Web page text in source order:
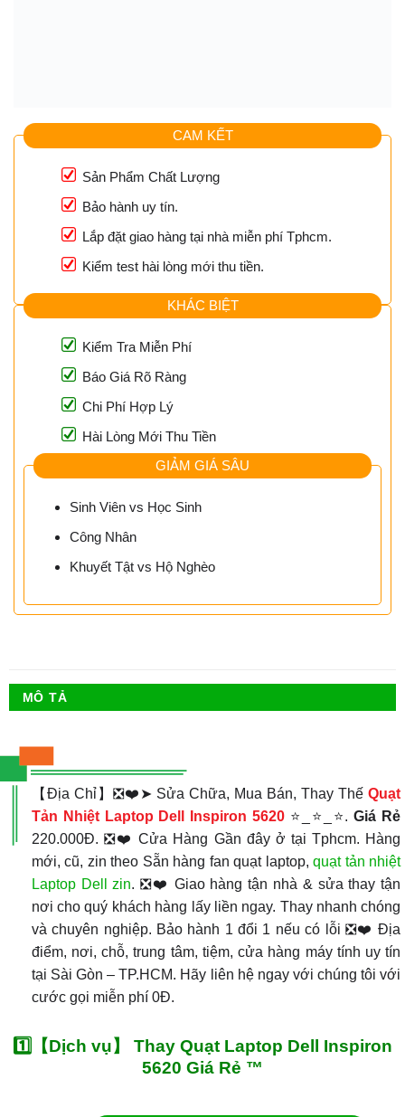
CAM KẾT
Sản Phẩm Chất Lượng
Bảo hành uy tín.
Lắp đặt giao hàng tại nhà miễn phí Tphcm.
Kiểm test hài lòng mới thu tiền.
KHÁC BIỆT
Kiểm Tra Miễn Phí
Báo Giá Rõ Ràng
Chi Phí Hợp Lý
Hài Lòng Mới Thu Tiền
GIẢM GIÁ SÂU
Sinh Viên vs Học Sinh
Công Nhân
Khuyết Tật vs Hộ Nghèo
MÔ TẢ
【Địa Chỉ】❎❤️➤ Sửa Chữa, Mua Bán, Thay ThếQuạt
Tản Nhiệt Laptop Dell Inspiron 5620 ⭐_⭐_⭐.Giá Rẻ
220.000Đ. ❎❤️ Cửa Hàng Gần đây ở tại Tphcm. Hàng
mới, cũ, zin theo Sẵn hàng fan quạt laptop,quạt tản nhiệt
Laptop Dell zin. ❎❤️ Giao hàng tận nhà & sửa thay tận
nơi cho quý khách hàng lấy liền ngay. Thay nhanh chóng
và chuyên nghiệp. Bảo hành 1 đổi 1 nếu có lỗi ❎❤️ Địa
điểm, nơi, chỗ, trung tâm, tiệm, cửa hàng máy tính uy tín
tại Sài Gòn – TP.HCM. Hãy liên hệ ngay với chúng tôi với
cước gọi miễn phí 0Đ.
1️⃣【Dịch vụ】 Thay Quạt Laptop Dell Inspiron
5620 Giá Rẻ ™